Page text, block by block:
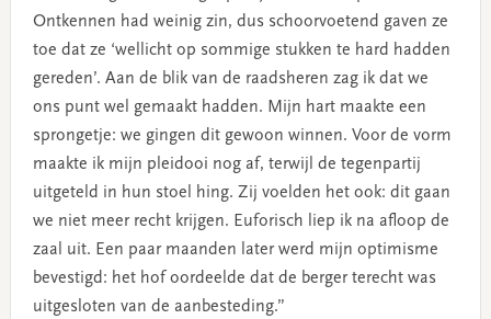
Ontkennen had weinig zin, dus schoorvoetend gaven ze
toe dat ze ‘wellicht op sommige stukken te hard hadden
gereden’. Aan de blik van de raadsheren zag ik dat we
ons punt wel gemaakt hadden. Mijn hart maakte een
sprongetje: we gingen dit gewoon winnen. Voor de vorm
maakte ik mijn pleidooi nog af, terwijl de tegenpartij
uitgeteld in hun stoel hing. Zij voelden het ook: dit gaan
we niet meer recht krijgen. Euforisch liep ik na afloop de
zaal uit. Een paar maanden later werd mijn optimisme
bevestigd: het hof oordeelde dat de berger terecht was
uitgesloten van de aanbesteding.”